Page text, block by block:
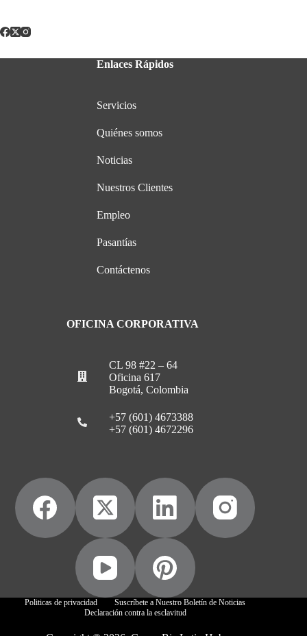
Enlaces Rápidos
Servicios
Quiénes somos
Noticias
Nuestros Clientes
Empleo
Pasantías
Contáctenos
OFICINA CORPORATIVA
CL 98 #22 – 64
Oficina 617
Bogotá, Colombia
+57 (601) 4673388
+57 (601) 4672296
Politicas de privacidad
Suscríbete a Nuestro Boletín de Noticias
Declaración contra la esclavitud